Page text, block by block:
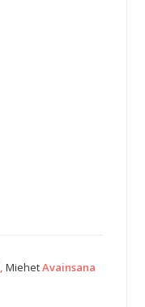
,MiehetAvainsana